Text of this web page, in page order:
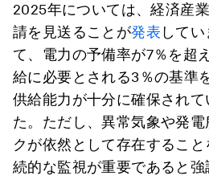
2025年については、経済産
請を見送ることが発表 して
て、電力の予備率が7％を超
給に必要とされる3％の基準
供給能力が十分に確保され
た。ただし、異常気象や発
クが依然として存在するこ
続的な監視が重要であると強